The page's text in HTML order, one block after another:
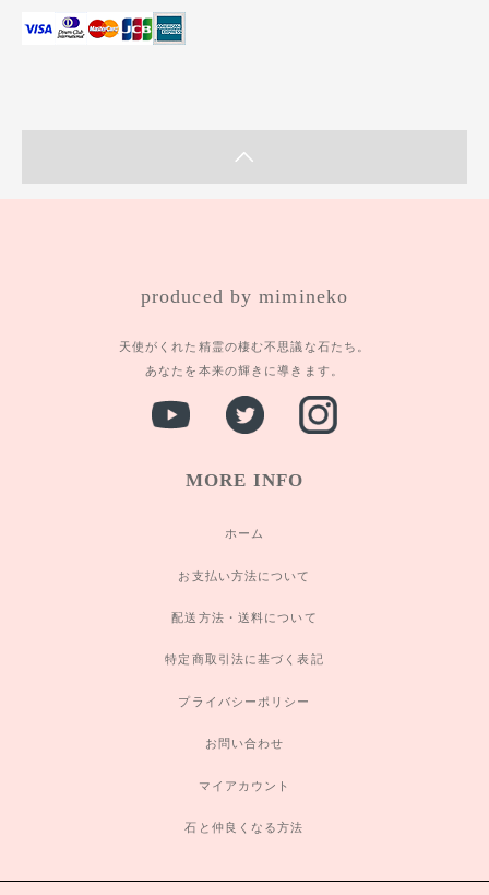
produced by mimineko
天使がくれた精霊の棲む不思議な石たち。
あなたを本来の輝きに導きます。
MORE INFO
ホーム
お支払い方法について
配送方法・送料について
特定商取引法に基づく表記
プライバシーポリシー
お問い合わせ
マイアカウント
石と仲良くなる方法